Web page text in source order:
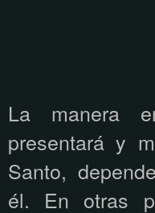
La manera
presentará y
Santo,
él. En otras